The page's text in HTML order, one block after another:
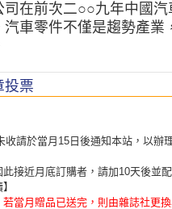
司在前次二○○九年中國
汽車零件不僅是趨勢產業
投票
收請於當月15日後通知本站，以辦
此接近月底訂購者，請加10天後並
若當月贈品已送完，則由雜誌社更